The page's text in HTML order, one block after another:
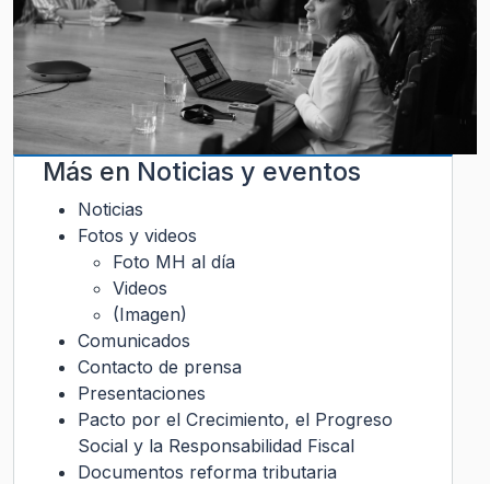
Más en Noticias y eventos
Noticias
Fotos y videos
Foto MH al día
Videos
(Imagen)
Comunicados
Contacto de prensa
Presentaciones
Pacto por el Crecimiento, el Progreso
Social y la Responsabilidad Fiscal
Documentos reforma tributaria